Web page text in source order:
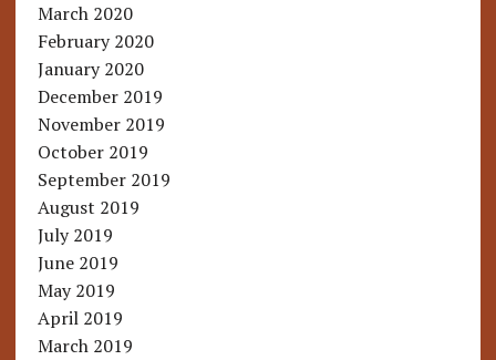
March 2020
February 2020
January 2020
December 2019
November 2019
October 2019
September 2019
August 2019
July 2019
June 2019
May 2019
April 2019
March 2019